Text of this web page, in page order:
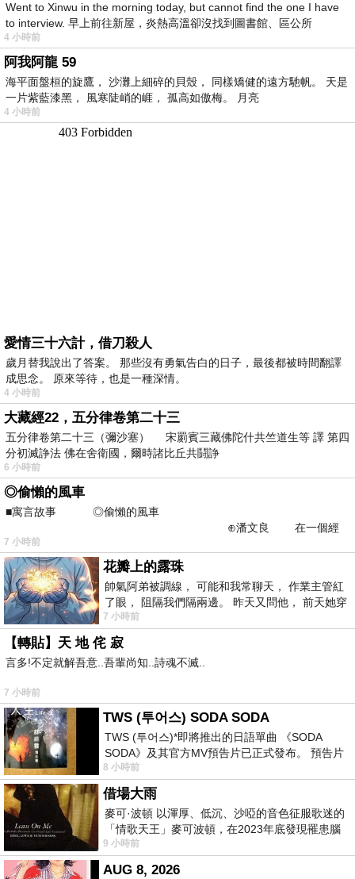
Went to Xinwu in the morning today, but cannot find the one I have
to interview. 早上前往新屋，炎熱高溫卻沒找到圖書館、區公所
4 小時前
阿我阿龍 59
海平面盤桓的旋鷹， 沙灘上細碎的貝殼， 同樣矯健的遠方馳帆。 天是
一片紫藍漆黑， 風寒陡峭的崕， 孤高如傲梅。 月亮
4 小時前
愛情三十六計，借刀殺人
歲月替我說出了答案。 那些沒有勇氣告白的日子，最後都被時間翻譯
成思念。 原來等待，也是一種深情。
4 小時前
大藏經22，五分律卷第二十三
五分律卷第二十三（彌沙塞） 宋罽賓三藏佛陀什共竺道生等 譯 第四
分初滅諍法 佛在舍衛國，爾時諸比丘共鬪諍
6 小時前
◎偷懶的風車
■寓言故事 ◎偷懶的風車
⊕潘文良 在一個經
常颳風的山丘上—&m
7 小時前
花瓣上的露珠
帥氣阿弟被調線， 可能和我常聊天， 作業主管紅
了眼， 阻隔我們隔兩邊。 昨天又問他， 前天她穿
什麼顏色衣服， 不經
7 小時前
【轉貼】天 地 侘 寂
言多!不定就解吾意..吾輩尚知..詩魂不滅..
7 小時前
TWS (투어스) SODA SODA
TWS (투어스)*即將推出的日語單曲 《SODA
SODA》及其官方MV預告片已正式發布。 預告片
一經發布， 就引發了粉絲們對這次夏季回
8 小時前
借場大雨
麥可·波頓 以渾厚、低沉、沙啞的音色征服歌迷的
「情歌天王」麥可波頓，在2023年底發現罹患腦
瘤「祈禱早日康復，一切都好」。
9 小時前
AUG 8, 2026